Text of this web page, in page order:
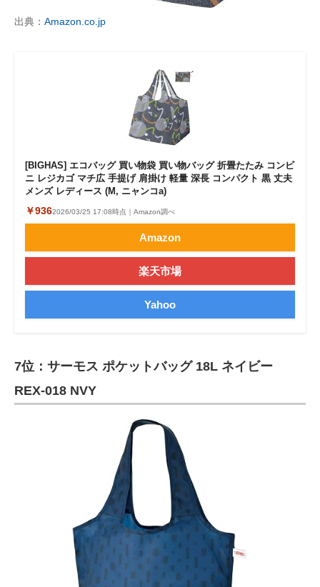
出典： Amazon.co.jp
[BIGHAS] エコバッグ 買い物袋 買い物バッグ 折畳たたみ コンビ
ニ レジカゴ マチ広 手提げ 肩掛け 軽量 深長 コンパクト 黒 丈夫
メンズ レディース (M, ニャンコa)
￥9362026/03/25 17:08時点｜Amazon調べ
Amazon
楽天市場
Yahoo
7位：サーモス ポケットバッグ 18L ネイビー
REX-018 NVY